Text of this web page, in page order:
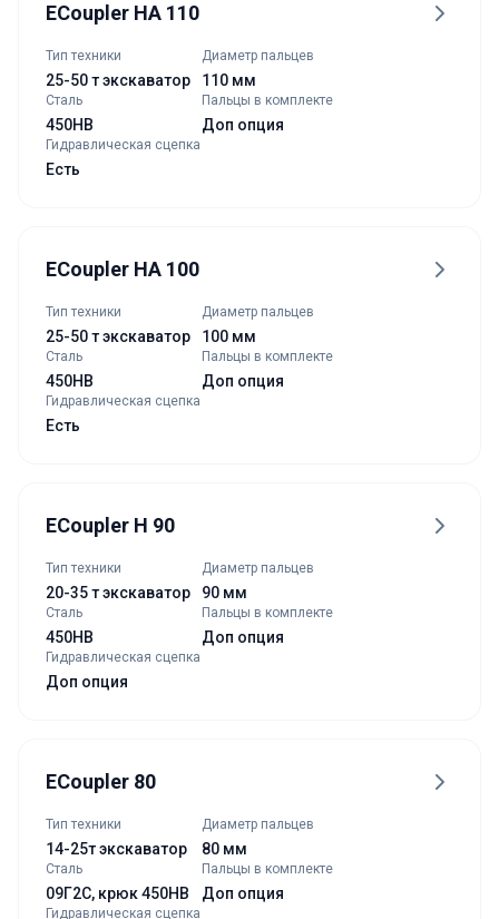
ECoupler HA 110
Тип техники
25-50 т экскаватор
Диаметр пальцев
110 мм
Сталь
450HB
Пальцы в комплекте
Доп опция
Гидравлическая сцепка
Есть
ECoupler HA 100
Тип техники
25-50 т экскаватор
Диаметр пальцев
100 мм
Сталь
450HB
Пальцы в комплекте
Доп опция
Гидравлическая сцепка
Есть
ECoupler H 90
Тип техники
20-35 т экскаватор
Диаметр пальцев
90 мм
Сталь
450HB
Пальцы в комплекте
Доп опция
Гидравлическая сцепка
Доп опция
ECoupler 80
Тип техники
14-25т экскаватор
Диаметр пальцев
80 мм
Сталь
09Г2С, крюк 450HB
Пальцы в комплекте
Доп опция
Гидравлическая сцепка